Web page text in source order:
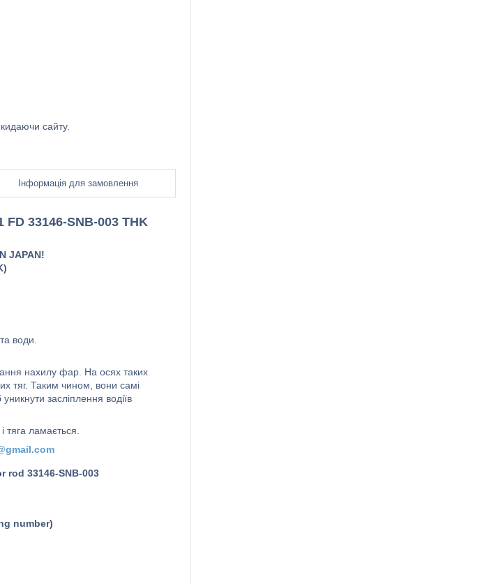
сайту.
Інформація для замовлення
FD 33146-SNB-003 THK
JAPAN!
води.
нахилу фар. На осях таких
тяг. Таким чином, вони самі
засліплення водіїв
тяга ламається.
rod 33146-SNB-003
number)